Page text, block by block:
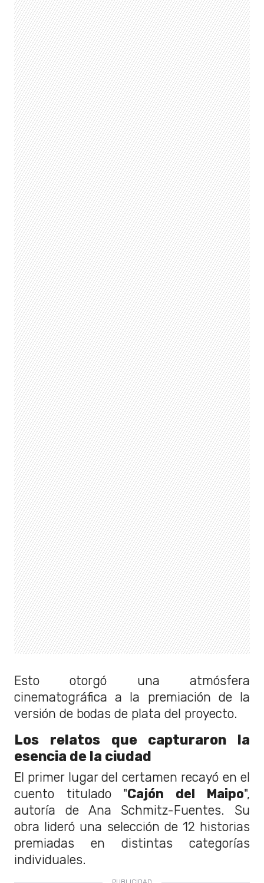
Esto otorgó una atmósfera
cinematográfica a la premiación de la
versión de bodas de plata del proyecto.
Los relatos que capturaron la
esencia de la ciudad
El primer lugar del certamen recayó en el
cuento titulado "Cajón del Maipo",
autoría de Ana Schmitz-Fuentes. Su
obra lideró una selección de 12 historias
premiadas en distintas categorías
individuales.